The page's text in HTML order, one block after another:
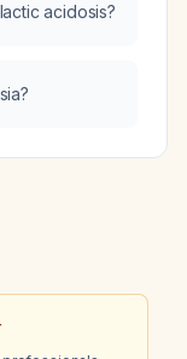
test?
acidosis?